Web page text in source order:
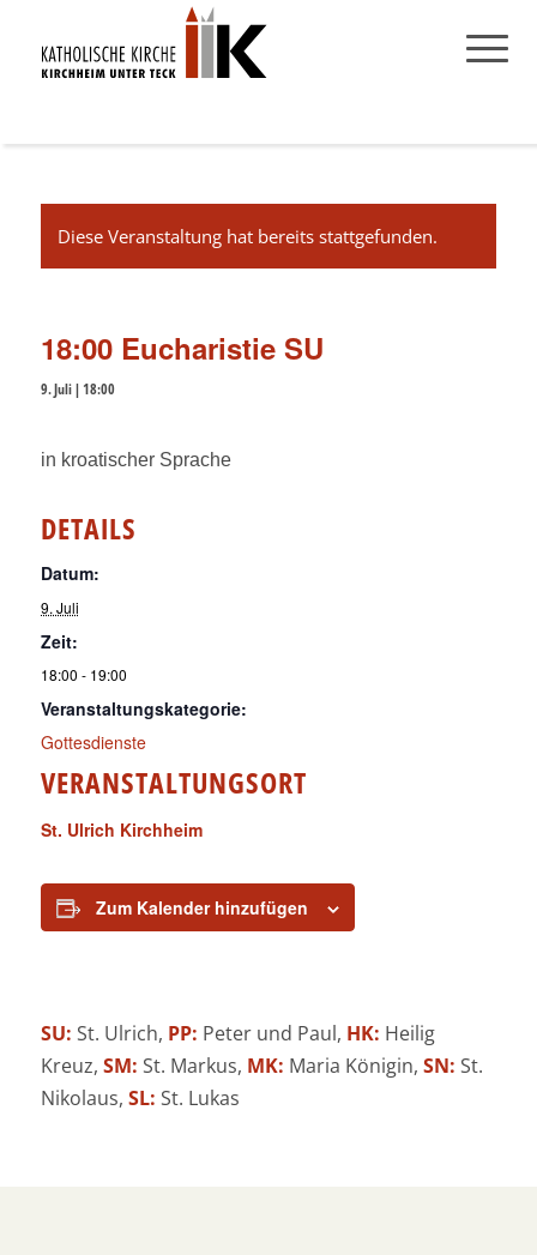
Diese Veranstaltung hat bereits stattgefunden.
18:00 Eucharistie SU
9. Juli | 18:00
in kroatischer Sprache
DETAILS
Datum:
9. Juli
Zeit:
18:00 - 19:00
Veranstaltungskategorie:
Gottesdienste
VERANSTALTUNGSORT
St. Ulrich Kirchheim
Zum Kalender hinzufügen
SU: St. Ulrich, PP: Peter und Paul, HK: Heilig
Kreuz, SM: St. Markus, MK: Maria Königin, SN: St.
Nikolaus, SL: St. Lukas